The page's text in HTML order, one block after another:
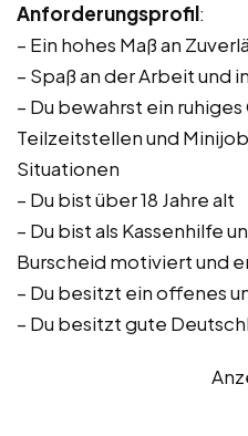
Anforderungsprofil:
– Ein hohes Maß an
– Spaß an der Arbeit und
– Du bewahrst ein
Teilzeitstellen und
Situationen
– Du bist über 18 Jahre alt
– Du bist als Kassenhilfe
Burscheid motiviert und
– Du besitzt ein offenes
– Du besitzt gute